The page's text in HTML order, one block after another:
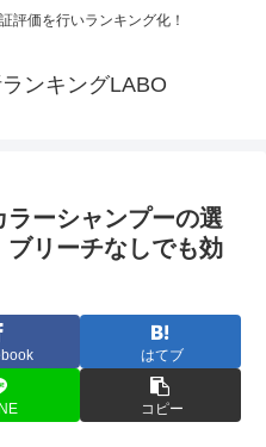
評価を行いランキング化！
ンキングLABO
ーシャンプーの選
リーチなしでも効
はてブ
コピー